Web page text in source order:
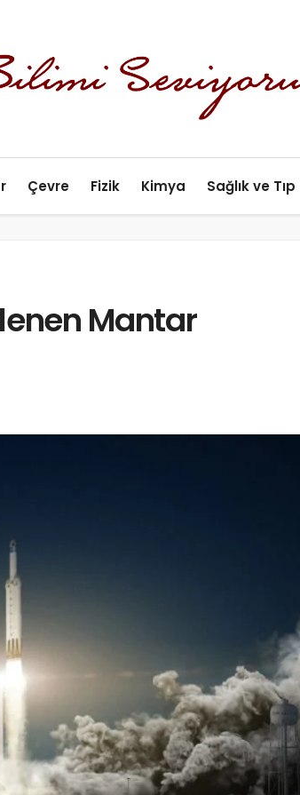
Çevre Fizik Kimya Sağlık ve Tıp
Mantar